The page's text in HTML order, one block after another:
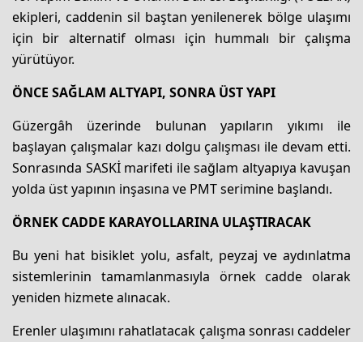
ekipleri, caddenin sil baştan yenilenerek bölge ulaşımı
için bir alternatif olması için hummalı bir çalışma
yürütüyor.
ÖNCE SAĞLAM ALTYAPI, SONRA ÜST YAPI
Güzergâh üzerinde bulunan yapıların yıkımı ile
başlayan çalışmalar kazı dolgu çalışması ile devam etti.
Sonrasında SASKİ marifeti ile sağlam altyapıya kavuşan
yolda üst yapının inşasına ve PMT serimine başlandı.
ÖRNEK CADDE KARAYOLLARINA ULAŞTIRACAK
Bu yeni hat bisiklet yolu, asfalt, peyzaj ve aydınlatma
sistemlerinin tamamlanmasıyla örnek cadde olarak
yeniden hizmete alınacak.
Erenler ulaşımını rahatlatacak çalışma sonrası caddeler